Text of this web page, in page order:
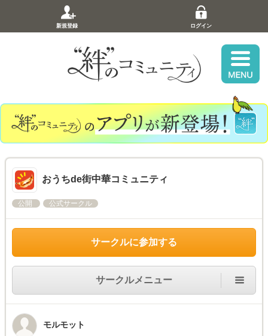
新規登録 ログイン
おうちde街中華コミュニティ
公開 公式サークル
サークルに参加する
サークルメニュー
モルモット